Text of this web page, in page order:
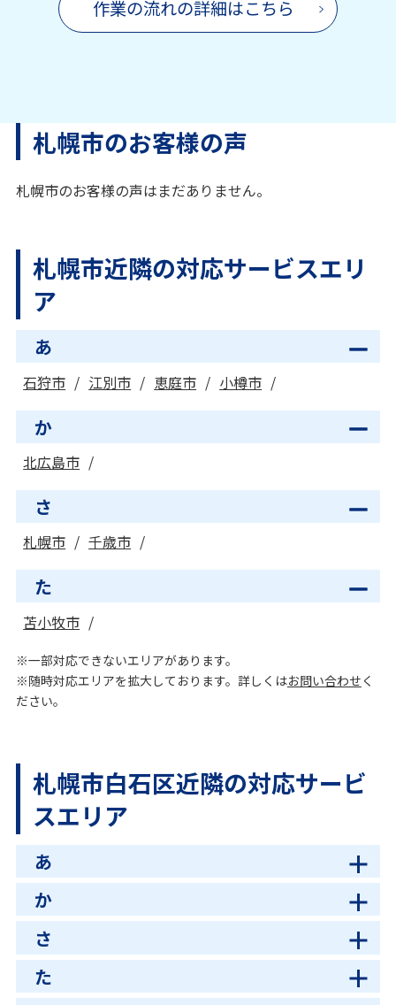
作業の流れの詳細はこちら
札幌市のお客様の声
札幌市のお客様の声はまだありません。
札幌市近隣の対応サービスエリ
ア
あ
石狩市 江別市 恵庭市 小樽市
か
北広島市
さ
札幌市 千歳市
た
苫小牧市
※一部対応できないエリアがあります。
※随時対応エリアを拡大しております。詳しくはお問い合わせ く
ださい。
札幌市白石区近隣の対応サービ
スエリア
あ
か
さ
た